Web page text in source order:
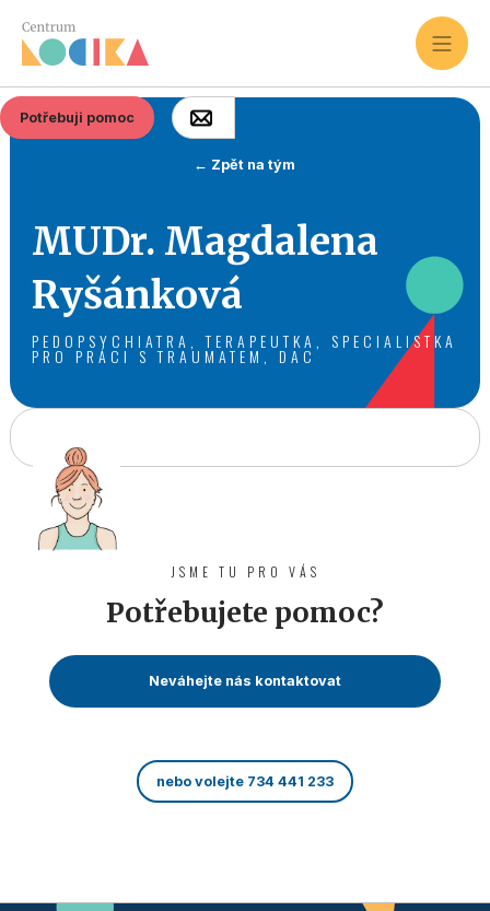
Potřebuji pomoc
← Zpět na tým
MUDr. Magdalena
Ryšánková
PEDOPSYCHIATRA, TERAPEUTKA, SPECIALISTKA
PRO PRÁCI S TRAUMATEM, DAC
JSME TU PRO VÁS
Potřebujete pomoc?
Neváhejte nás kontaktovat
nebo volejte 734 441 233